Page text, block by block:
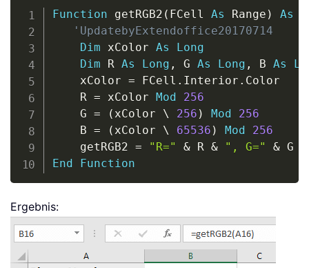
Function getRGB2 ( FCell As Range ) As
'UpdatebyExtendoffice20170714
Dim xColor As
Long
Dim R As Long , G As Long , B As
    xColor
= FCell . Interior . Color
    R
= xColor Mod
256
    G
= ( xColor \ 256 ) Mod
256
    B
= ( xColor \ 65536 ) Mod
256
    getRGB2
= "R=" & R & ", G=" & G
End
Function
Copy
Ergebnis: